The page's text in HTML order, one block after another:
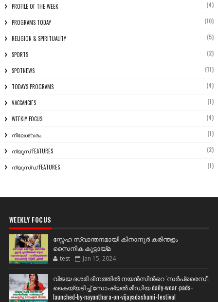
PROFILE OF THE WEEK (4)
PROGRAMS TODAY (10)
RELIGION & SPIRITUALITY (5)
SPORTS (2)
SPOTNEWS (11)
TODAYS PROGRAMS (4)
VACCANCIES (1)
WEEKLY FOCUS (4)
നീലേശ്വരം (1)
ന്യൂസ് FEATURES (2)
ന്യൂസ്ഡ് FEATURES (1)
WEEKLY FOCUS
സ്നേഹ സ്വാന്തനമായി കിനാനൂർ കരിന്തളം
സൈനിക കൂട്ടായ്മ
test Jan 15, 2024
വിജയ ദശമി ദിനത്തില്‍ നയന്‍സിന്‍റെ 'സര്‍പ്രൈസ്';
കൈയ്യടിച്ച് സോഷ്യല്‍ മീഡിയ daily-wear-pads-
launched-by-nayanthara-on-vijayadashami-festival